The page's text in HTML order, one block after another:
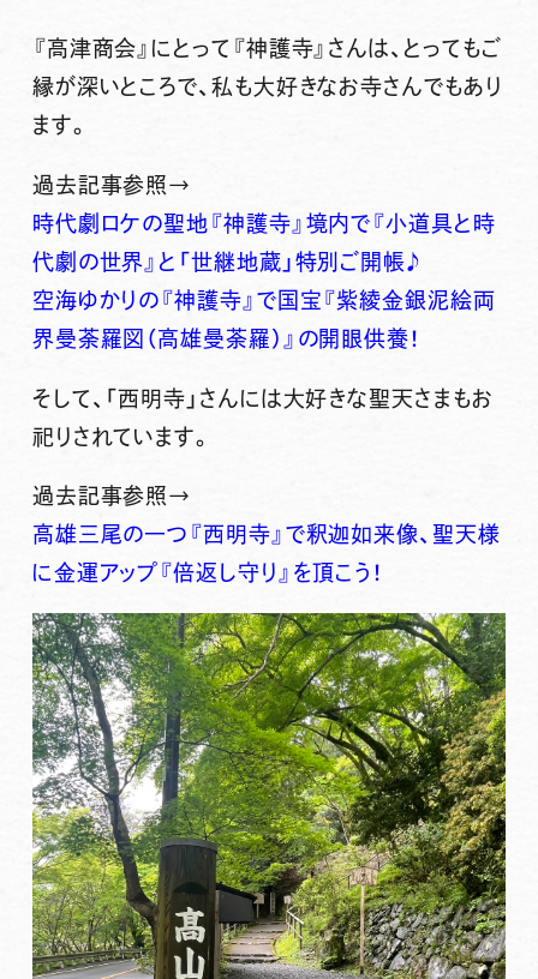
『高津商会』にとって『神護寺 』さんは、とってもご
縁が深いところで、私も大好きなお寺さんでもあり
ます。
過去記事参照→
時代劇ロケの聖地『神護寺』境内で『小道具と時
代劇の世界』と「世継地蔵」特別ご開帳♪
空海ゆかりの『神護寺』で国宝『紫綾金銀泥絵両
界曼荼羅図（高雄曼荼羅）』の開眼供養！
そして、「西明寺」さんには大好きな聖天さまもお
祀りされています。
過去記事参照→
高雄三尾の一つ『西明寺』で釈迦如来像、聖天様
に金運アップ『倍返し守り』を頂こう！